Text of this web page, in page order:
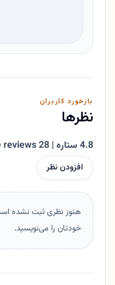
بازخورد کاربران
نظرها
4.8 ستاره | 28 Google reviews
افزودن نظر
هنوز نظری ثبت نشده
خودتان را می‌نویسید.